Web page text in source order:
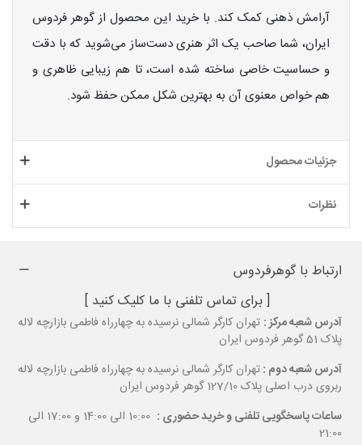
آرامش ذهنی کمک کند. با خرید این محصول از گوهر فردوس
ایران، شما صاحب یک اثر هنری دست‌ساز می‌شوید که با دقت
و حساسیت خاصی ساخته شده است، تا هم زیبایی ظاهری و
هم خواص معنوی آن به بهترین شکل ممکن حفظ شود.
جزئیات محصول
نظرات
ارتباط با گوهرفردوس
[ برای تماس تلفنی با ما کلیک کنید ]
آدرس شعبه مرکز : تهران کارگر شمالی نرسیده به چهارراه فاطمی بازارچه لاله
پلاک 51 گوهر فردوس ایران
آدرس شعبه دوم :تهران کارگر شمالی نرسیده به چهارراه فاطمی بازارچه لاله
ربروی درب اصلی پلاک 127/10 گوهر فردوس ایران
ساعات پاسخگویی تلفنی و خرید حضوری :
10:00 الی 14:00 و 17:00 الی
21:00